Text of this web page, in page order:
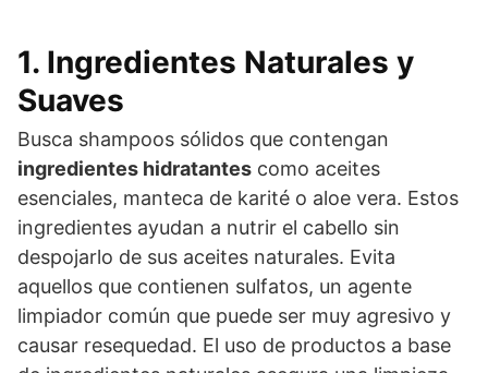
1. Ingredientes Naturales y
Suaves
Busca shampoos sólidos que contengan
ingredientes hidratantes como aceites
esenciales, manteca de karité o aloe vera. Estos
ingredientes ayudan a nutrir el cabello sin
despojarlo de sus aceites naturales. Evita
aquellos que contienen sulfatos, un agente
limpiador común que puede ser muy agresivo y
causar resequedad. El uso de productos a base